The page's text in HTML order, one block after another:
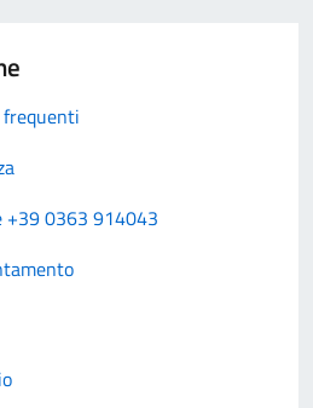
frequenti
+39 0363 914043